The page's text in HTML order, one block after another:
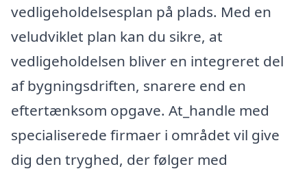
vedligeholdelsesplan på plads. Med en
veludviklet plan kan du sikre, at
vedligeholdelsen bliver en integreret del
af bygningsdriften, snarere end en
eftertænksom opgave. At_handle med
specialiserede firmaer i området vil give
dig den tryghed, der følger med